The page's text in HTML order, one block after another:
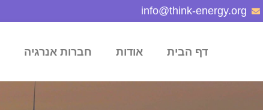
info@think-energy.org
דף הבית אודות חברות אנרגיה